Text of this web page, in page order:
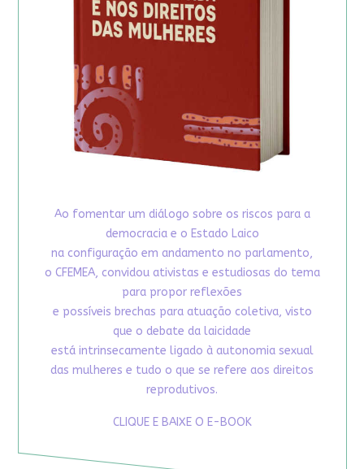
Ao fomentar um diálogo sobre os riscos para a
democracia e o Estado Laico
na configuração em andamento no parlamento,
o CFEMEA, convidou ativistas e estudiosas do tema
para propor reflexões
e possíveis brechas para atuação coletiva, visto
que o debate da laicidade
está intrinsecamente ligado à autonomia sexual
das mulheres e tudo o que se refere aos direitos
reprodutivos.
CLIQUE E BAIXE O E-BOOK